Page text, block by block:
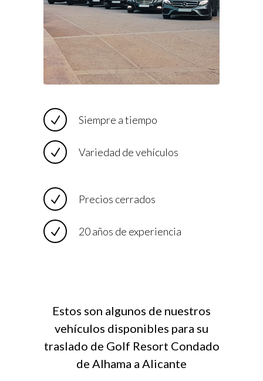
Siempre a tiempo
Variedad de vehículos
Precios cerrados
20 años de experiencia
Estos son algunos de nuestros
vehículos disponibles para su
traslado de Golf Resort Condado
de Alhama a Alicante